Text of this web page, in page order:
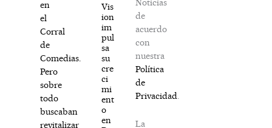
en
el
Corral
de
Comedias.
Pero
sobre
todo
buscaban
revitalizar
Vis
ion
im
pul
sa
su
cre
ci
mi
ent
o
en
Noticias
de
acuerdo
con
nuestra
Política
de
Privacidad
La